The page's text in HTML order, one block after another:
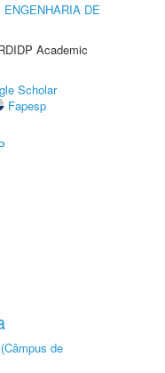
ENGENHARIA DE
Academic
Scholar
Fapesp
de